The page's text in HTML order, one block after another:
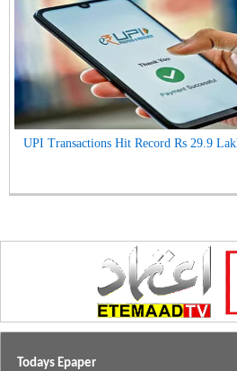
UPI Transactions Hit Record Rs 29.9
Todays Epaper